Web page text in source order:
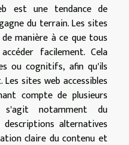
est une tendance de
du terrain. Les sites
manière à ce que tous
facilement. Cela
ou cognitifs, afin qu'ils
sites web accessibles
compte de plusieurs
s'agit notamment du
alternatives
claire du contenu et